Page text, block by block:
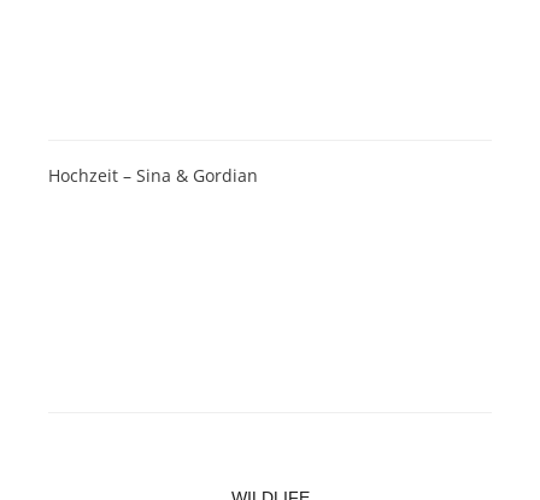
Hochzeit – Sina & Gordian